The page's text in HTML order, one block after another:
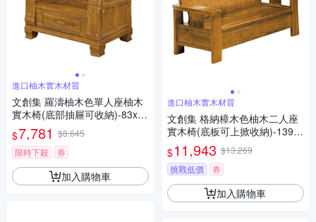
進口柚木實木材質
文創集 羅濤柚木色單人座柚木
實木椅(底部抽屜可收納)-83x75
x102cm免組
$7,781 $8,645
限時下殺
券
加入購物車
進口柚木實木材質
文創集 格納樟木色柚木二人座
實木椅(底板可上掀收納)-139x7
3x99cm免組
$11,943 $13,269
挑戰低價
券
加入購物車